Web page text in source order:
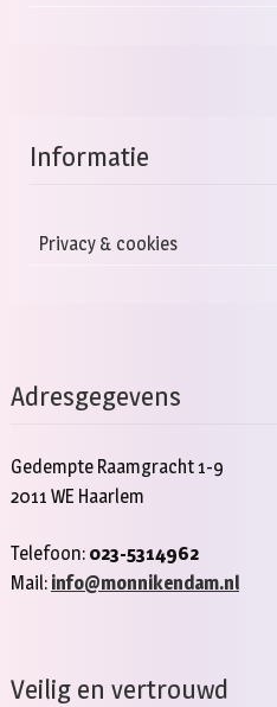
Informatie
Privacy & cookies
Adresgegevens
Gedempte Raamgracht 1-9
2011 WE Haarlem
Telefoon: 023-5314962
Mail: info@monnikendam.nl
Veilig en vertrouwd